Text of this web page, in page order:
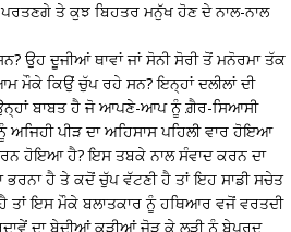
ਤੇ ਕੁਝ ਬਿਹਤਰ ਮਨੁੱਖ ਹੋਣ ਦੇ ਨਾਲ-ਨਾਲ
ਉਹ ਦੂਜੀਆਂ ਥਾਵਾਂ ਜਾਂ ਸੋਨੀ ਸੋਰੀ ਤੋਂ ਮਨੋਰਮਾ ਤੱਕ
ਮੌਕੇ ਕਿਉਂ ਚੁੱਪ ਰਹੇ ਸਨ? ਇਨ੍ਹਾਂ ਦਲੀਲਾਂ ਦੀ
ਬਾਬਤ ਹੈ ਜੋ ਆਪਣੇ-ਆਪ ਨੂੰ ਗ਼ੈਰ-ਸਿਆਸੀ
ਪੀੜ ਦਾ ਅਹਿਸਾਸ ਪਹਿਲੀ ਵਾਰ ਹੋਇਆ
ਹੋਇਆ ਹੈ? ਇਸ ਤਬਕੇ ਨਾਲ ਸੰਵਾਦ ਕਰਨ ਦਾ
ਹੈ ਤੇ ਕਦੋਂ ਚੁੱਪ ਵੱਟਣੀ ਹੈ ਤਾਂ ਇਹ ਸਾਡੀ ਸਚੇਤ
ਤਾਂ ਇਸ ਮੌਕੇ ਬਲਾਤਕਾਰ ਨੂੰ ਹਥਿਆਰ ਵਜੋਂ ਵਰਤਦੀ
ਦਾ ਬੇਦੀਆਂ ਕੜੀਆਂ ਜੋੜ ਕੇ ਲੜੀ ਨੂੰ ਬੇਪਰਦ